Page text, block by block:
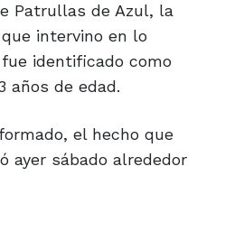
Patrullas de Azul, la
intervino en lo
identificado como
años de edad.
el hecho que
ayer sábado alrededor